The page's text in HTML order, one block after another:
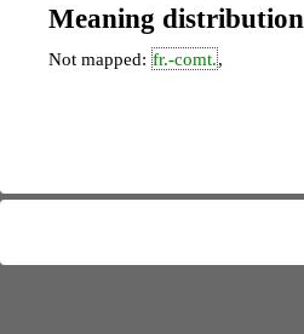
Meaning distribution
Not mapped: fr.-comt.,